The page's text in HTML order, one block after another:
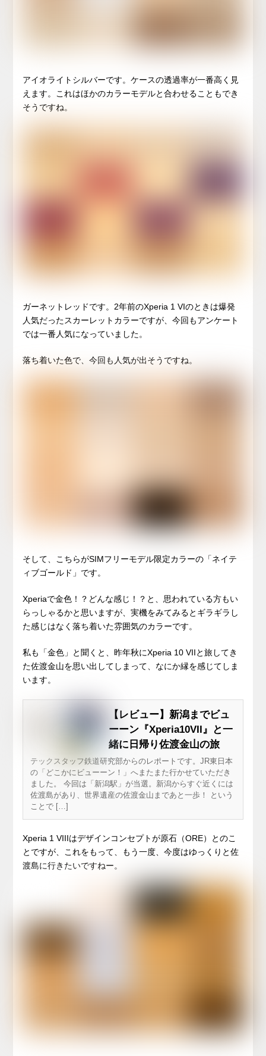
アイオライトシルバーです。ケースの透過率が一番高く見
えます。これはほかのカラーモデルと合わせることもでき
そうですね。
ガーネットレッドです。2年前のXperia 1 VIのときは爆発
人気だったスカーレットカラーですが、今回もアンケート
では一番人気になっていました。
落ち着いた色で、今回も人気が出そうですね。
そして、こちらがSIMフリーモデル限定カラーの「ネイテ
ィブゴールド」です。
Xperiaで金色！？どんな感じ！？と、思われている方もい
らっしゃるかと思いますが、実機をみてみるとギラギラし
た感じはなく落ち着いた雰囲気のカラーです。
私も「金色」と聞くと、昨年秋にXperia 10 VIIと旅してき
た佐渡金山を思い出してしまって、なにか縁を感じてしま
います。
【レビュー】新潟までビュ
ーーン『Xperia10VII』と一
緒に日帰り佐渡金山の旅
テックスタッフ鉄道研究部からのレポートです。JR東日本
の「どこかにビューーン！」へまたまた行かせていただき
ました。 今回は「新潟駅」が当選。新潟からすぐ近くには
佐渡島があり、世界遺産の佐渡金山まであと一歩！ という
ことで […]
Xperia 1 VIIIはデザインコンセプトが原石（ORE）とのこ
とですが、これをもって、もう一度、今度はゆっくりと佐
渡島に行きたいですねー。